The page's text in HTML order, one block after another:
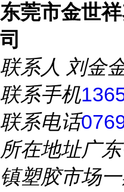
东莞市金世
司
联系人 刘金
联系手机
联系电话
所在地址广
镇塑胶市场